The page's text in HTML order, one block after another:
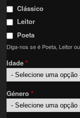
Clássico
Leitor
Poeta
Diga-nos se é Poeta, Leitor
Idade*
Género*